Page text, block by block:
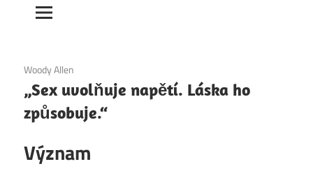
6. 12. 2020
Woody Allen
„Sex uvolňuje napětí. Láska ho
způsobuje.“
Význam